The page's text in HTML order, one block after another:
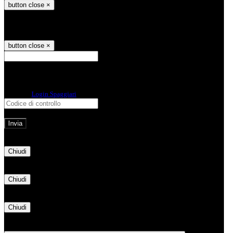
button close ×
button close ×
Login Spaggiari
Chiudi
Chiudi
Chiudi